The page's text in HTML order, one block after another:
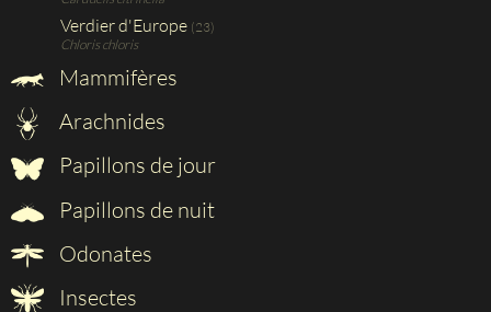
Verdier d'Europe (23)
Chloris chloris
Mammifères
Arachnides
Papillons de jour
Papillons de nuit
Odonates
Insectes